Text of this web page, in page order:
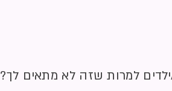
למרות שזה לא מתאים לך?